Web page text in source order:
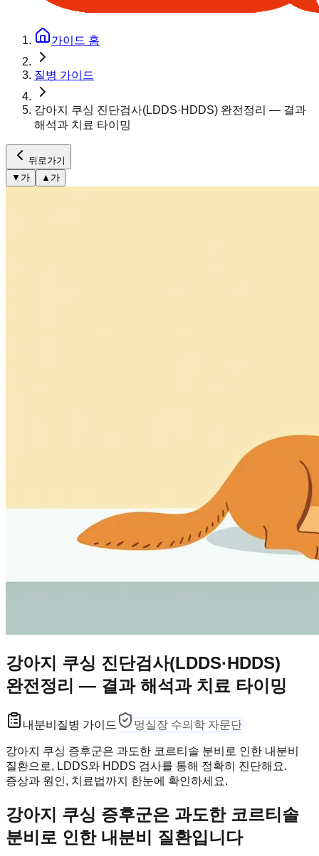
가이드 홈
질병 가이드
강아지 쿠싱 진단검사(LDDS·HDDS) 완전정리 — 결과
해석과 치료 타이밍
뒤로가기
▼ 가 ▲ 가
강아지 쿠싱 진단검사(LDDS·HDDS)
완전정리 — 결과 해석과 치료 타이밍
내분비 질병 가이드 멍실장 수의학 자문단
강아지 쿠싱 증후군은 과도한 코르티솔 분비로 인한 내분비
질환으로, LDDS와 HDDS 검사를 통해 정확히 진단해요.
증상과 원인, 치료법까지 한눈에 확인하세요.
강아지 쿠싱 증후군은 과도한 코르티솔
분비로 인한 내분비 질환입니다